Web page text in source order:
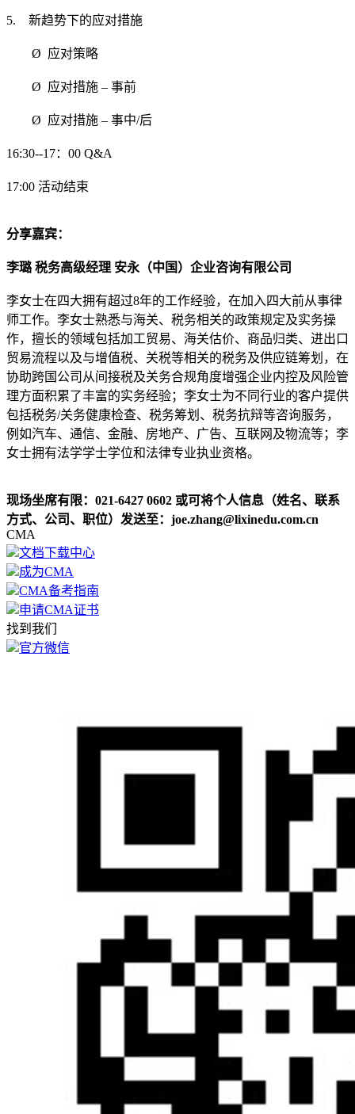
5. 新趋势下的应对措施
Ø 应对策略
Ø 应对措施 – 事前
Ø 应对措施 – 事中/后
16:30--17：00 Q&A
17:00 活动结束
分享嘉宾：
李璐 税务高级经理 安永（中国）企业咨询有限公司
李女士在四大拥有超过8年的工作经验，在加入四大前从事律
师工作。李女士熟悉与海关、税务相关的政策规定及实务操
作，擅长的领域包括加工贸易、海关估价、商品归类、进出口
贸易流程以及与增值税、关税等相关的税务及供应链筹划，在
协助跨国公司从间接税及关务合规角度增强企业内控及风险管
理方面积累了丰富的实务经验；李女士为不同行业的客户提供
包括税务/关务健康检查、税务筹划、税务抗辩等咨询服务，
例如汽车、通信、金融、房地产、广告、互联网及物流等；李
女士拥有法学学士学位和法律专业执业资格。
现场坐席有限：021-6427 0602 或可将个人信息（姓名、联系
方式、公司、职位）发送至：joe.zhang@lixinedu.com.cn
CMA
文档下载中心
成为CMA
CMA备考指南
申请CMA证书
找到我们
官方微信